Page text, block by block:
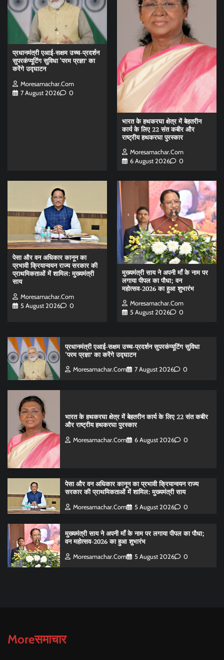
प्रधानमंत्री एआई-सक्षम उच्च-प्रदर्शन
सुपरकंप्यूटिंग सुविधा ‘परम प्रज्ञा’ का
करेंगे उद्घाटन
Moresamachar.com
7 August 2026
0
भारत के हथकरघा क्षेत्र में बेहतरीन
कार्य के लिए 22 संत कबीर और
राष्ट्रीय हथकरघा पुरस्कार
Moresamachar.com
6 August 2026
0
पेसा और वन अधिकार कानून का
प्रभावी क्रियान्वयन राज्य सरकार की
प्राथमिकताओं में शामिल: मुख्यमंत्री
साय
Moresamachar.com
5 August 2026
0
मुख्यमंत्री साय ने अपनी माँ के नाम पर
लगाया पीपल का पौधा; वन
महोत्सव-2026 का हुआ शुभारंभ
Moresamachar.com
5 August 2026
0
प्रधानमंत्री एआई-सक्षम उच्च-प्रदर्शन सुपरकंप्यूटिंग सुविधा
‘परम प्रज्ञा’ का करेंगे उद्घाटन
Moresamachar.com 7 August 2026 0
भारत के हथकरघा क्षेत्र में बेहतरीन कार्य के लिए 22 संत कबीर
और राष्ट्रीय हथकरघा पुरस्कार
Moresamachar.com 6 August 2026 0
पेसा और वन अधिकार कानून का प्रभावी क्रियान्वयन राज्य
सरकार की प्राथमिकताओं में शामिल: मुख्यमंत्री साय
Moresamachar.com 5 August 2026 0
मुख्यमंत्री साय ने अपनी माँ के नाम पर लगाया पीपल का पौधा;
वन महोत्सव-2026 का हुआ शुभारंभ
Moresamachar.com 5 August 2026 0
Moreसमाचार